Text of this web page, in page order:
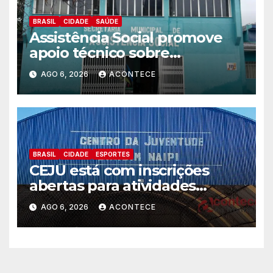
BRASIL CIDADE SAÚDE
Assistência Social promove
apoio técnico sobre
preparação e resposta a
situações de emergência e
calamidade pública
AGO 6, 2026 ACONTECE
BRASIL CIDADE ESPORTES
CEJU está com inscrições
abertas para atividades
gratuitas
AGO 6, 2026 ACONTECE